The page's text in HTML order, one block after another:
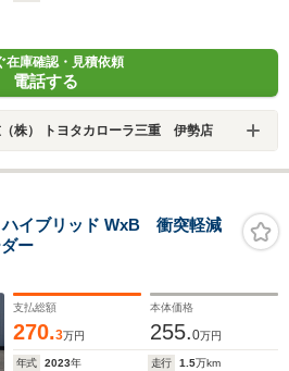
在庫確認・見積依頼
電話する
（株） トヨタカローラ三重 伊勢店
イブリッド WxB 衝突軽減
ー
支払総額
270.3万円
本体価格
255.0万円
年式 2023年 走行 1.5万km